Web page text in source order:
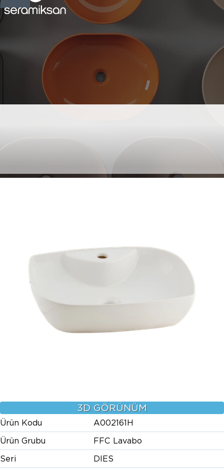
TEZGAH ÜSTÜ LAVABO
BATARYA DELİKLİ
3D GÖRÜNÜM
Ürün Kodu
A002161H
Ürün Grubu
FFC Lavabo
Seri
DIES